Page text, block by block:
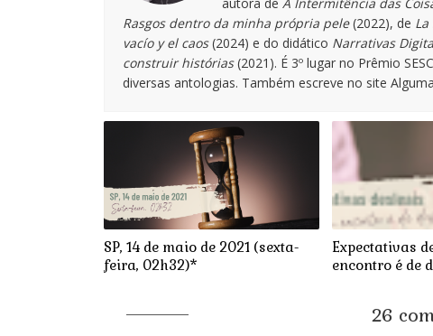
Rasgos dentro da minha própria pele(2022), de
vacío y el caos(2024) e do didático Narrativas
construir histórias(2021). É 3º lugar no Prêmio
diversas antologias. Também escreve no site
SP, 14 de maio de 2021 (sexta-
feira, 02h32)*
Expectativas
encontro é de
26